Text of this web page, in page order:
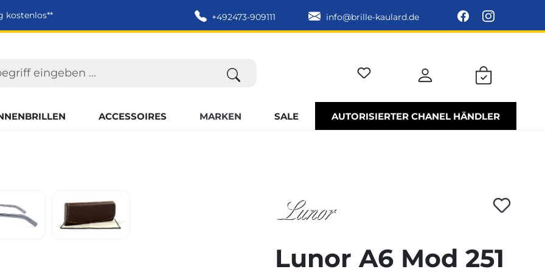
kostenlos** +492473-909111 info@brille-kaulard.de
ACCESSOIRES MARKEN SALE AUTORISIERTER CHANEL HÄNDLER
Lunor A6 Mod 251